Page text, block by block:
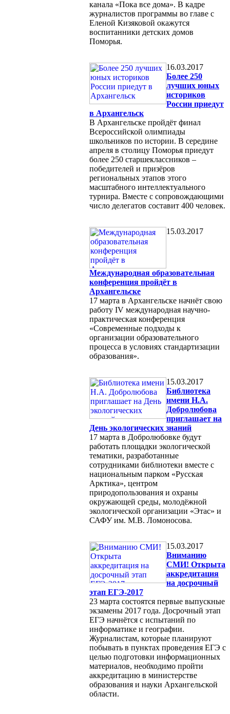
канала «Пока все дома». В кадре
журналистов программы во главе с
Еленой Кизяковой окажутся
воспитанники детских домов
Поморья.
16.03.2017
Более 250
лучших юных
историков
России приедут
в Архангельск
В Архангельске пройдёт финал
Всероссийской олимпиады
школьников по истории. В середине
апреля в столицу Поморья приедут
более 250 старшеклассников –
победителей и призёров
региональных этапов этого
масштабного интеллектуального
турнира. Вместе с сопровождающими
число делегатов составит 400 человек.
15.03.2017
Международная образовательная
конференция пройдёт в
Архангельске
17 марта в Архангельске начнёт свою
работу IV международная научно-
практическая конференция
«Современные подходы к
организации образовательного
процесса в условиях стандартизации
образования».
15.03.2017
Библиотека
имени Н.А.
Добролюбова
приглашает на
День экологических знаний
17 марта в Добролюбовке будут
работать площадки экологической
тематики, разработанные
сотрудниками библиотеки вместе с
национальным парком «Русская
Арктика», центром
природопользования и охраны
окружающей среды, молодёжной
экологической организации «Этас» и
САФУ им. М.В. Ломоносова.
15.03.2017
Вниманию
СМИ! Открыта
аккредитация
на досрочный
этап ЕГЭ-2017
23 марта состоятся первые выпускные
экзамены 2017 года. Досрочный этап
ЕГЭ начнётся с испытаний по
информатике и географии.
Журналистам, которые планируют
побывать в пунктах проведения ЕГЭ с
целью подготовки информационных
материалов, необходимо пройти
аккредитацию в министерстве
образования и науки Архангельской
области.